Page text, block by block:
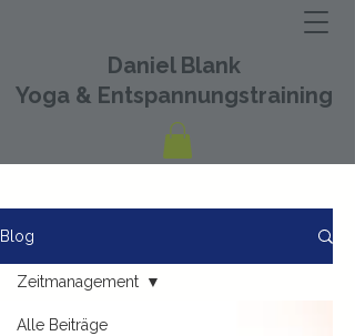
Daniel Blank
Yoga & Entspannungstraining
Blog
Alle Beiträge
Zeitmanagement